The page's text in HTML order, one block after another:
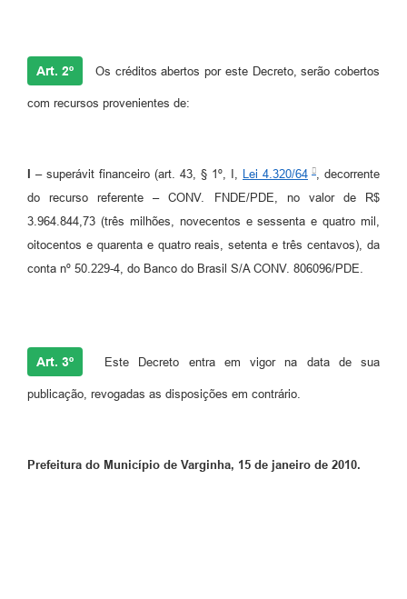
Art. 2º Os créditos abertos por este Decreto, serão cobertos
com recursos provenientes de:
I –superávit financeiro (art. 43, § 1º, I, Lei 4.320/64
, decorrente
do recurso referente – CONV. FNDE/PDE, no valor de R$
3.964.844,73 (três milhões, novecentos e sessenta e quatro mil,
oitocentos e quarenta e quatro reais, setenta e três centavos), da
conta nº 50.229-4, do Banco do Brasil S/A CONV. 806096/PDE.
Art. 3º Este Decreto entra em vigor na data de sua
publicação, revogadas as disposições em contrário.
Prefeitura do Município de Varginha, 15 de janeiro de 2010.